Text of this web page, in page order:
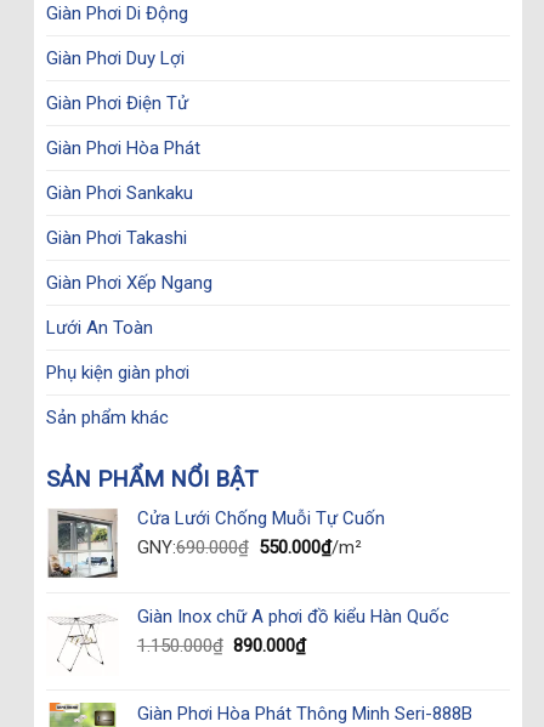
Giàn Phơi Di Động
Giàn Phơi Duy Lợi
Giàn Phơi Điện Tử
Giàn Phơi Hòa Phát
Giàn Phơi Sankaku
Giàn Phơi Takashi
Giàn Phơi Xếp Ngang
Lưới An Toàn
Phụ kiện giàn phơi
Sản phẩm khác
SẢN PHẨM NỔI BẬT
Cửa Lưới Chống Muỗi Tự Cuốn
GNY:690.000₫ Original
690.000₫.
550.000₫Current
550.000₫.
/m²
Giàn Inox chữ A phơi đồ kiểu Hàn Quốc
1.150.000₫ Original
1.150.000₫.
890.000₫Current
890.000₫.
Giàn Phơi Hòa Phát Thông Minh Seri-888B